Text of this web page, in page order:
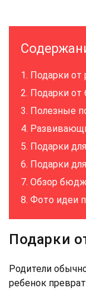
Подарки от
Подарки
Полезные
Подарки
Подарки
Обзор
Фото идеи
Подарки
Родители
ребенок